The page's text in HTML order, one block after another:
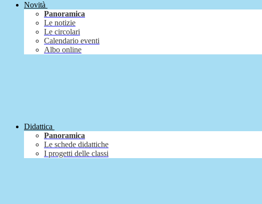
Novità
Panoramica
Le notizie
Le circolari
Calendario eventi
Albo online
Didattica
Panoramica
Le schede didattiche
I progetti delle classi